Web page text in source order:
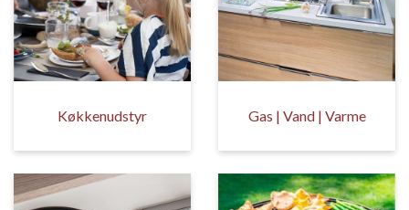
Køkkenudstyr Gas | Vand | Varme